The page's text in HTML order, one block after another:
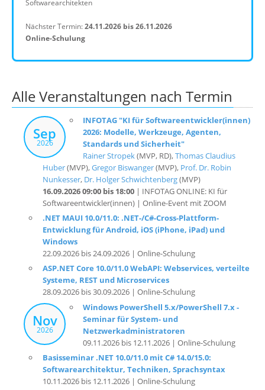
Softwarearchitekten
Nächster Termin:24.11.2026 bis 26.11.2026
Online-Schulung
Alle Veranstaltungen nach Termin
Sep
2026
INFOTAG "KI für Softwareentwickler(innen)
2026: Modelle, Werkzeuge, Agenten,
Standards und Sicherheit"
Rainer Stropek(MVP, RD),Thomas Claudius
Huber(MVP),Gregor Biswanger(MVP), Prof. Dr. Robin
Nunkesser, Dr. Holger Schwichtenberg(MVP)
16.09.2026 09:00 bis 18:00| INFOTAG ONLINE: KI für
Softwareentwickler(innen) | Online-Event mit ZOOM
.NET MAUI 10.0/11.0: .NET-/C#-Cross-Plattform-
Entwicklung für Android, iOS (iPhone, iPad) und
Windows
22.09.2026 bis 24.09.2026 | Online-Schulung
ASP.NET Core 10.0/11.0 WebAPI: Webservices, verteilte
Systeme, REST und Microservices
28.09.2026 bis 30.09.2026 | Online-Schulung
Nov
2026
Windows PowerShell 5.x/PowerShell 7.x -
Seminar für System- und
Netzwerkadministratoren
09.11.2026 bis 12.11.2026 | Online-Schulung
Basisseminar .NET 10.0/11.0 mit C# 14.0/15.0:
Softwarearchitektur, Techniken, Sprachsyntax
10.11.2026 bis 12.11.2026 | Online-Schulung